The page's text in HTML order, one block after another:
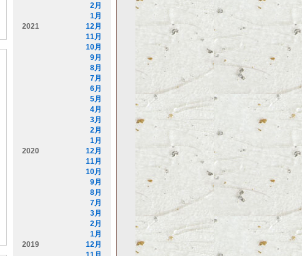
2月
1月
2021
12月
11月
10月
9月
8月
7月
6月
5月
4月
3月
2月
1月
2020
12月
11月
10月
9月
8月
7月
3月
2月
1月
2019
12月